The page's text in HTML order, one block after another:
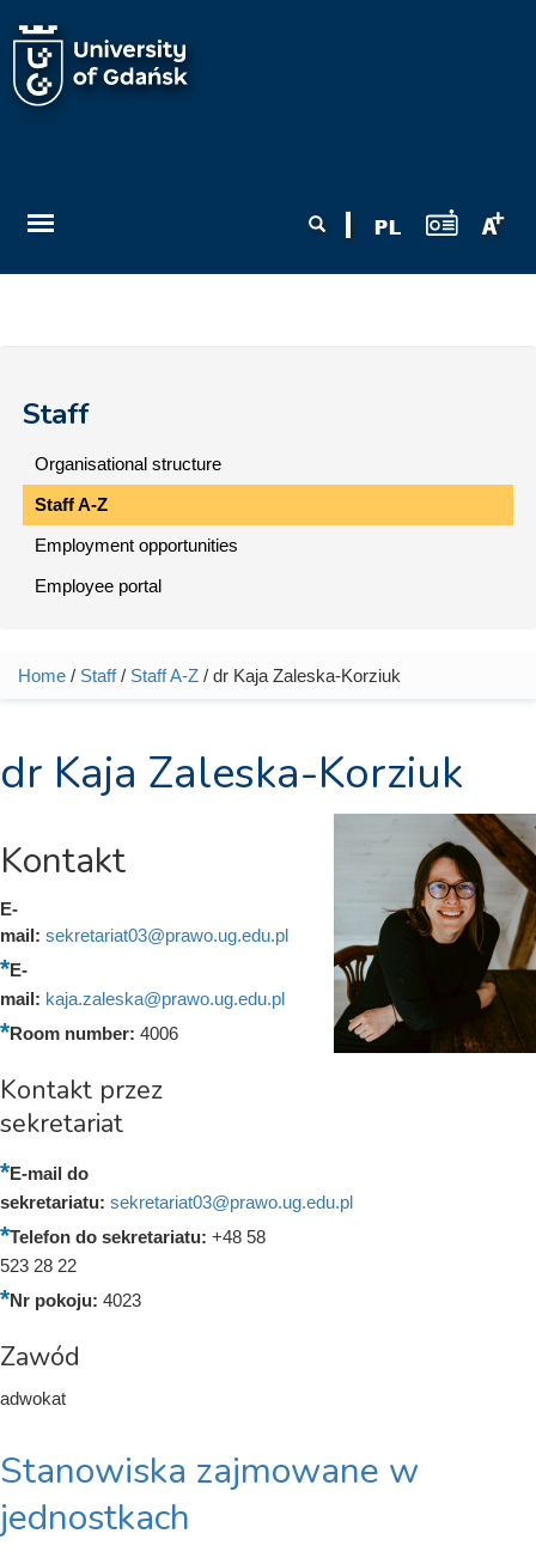
Staff
Organisational structure
Staff A-Z
Employment opportunities
Employee portal
You are here
Home / Staff/ Staff A-Z / dr Kaja Zaleska-Korziuk
dr Kaja Zaleska-Korziuk
Kontakt
E-
mail: sekretariat03@prawo.ug.edu.pl
E-
mail: kaja.zaleska@prawo.ug.edu.pl
Room number: 4006
Kontakt przez
sekretariat
E-mail do
sekretariatu: sekretariat03@prawo.ug.edu.pl
Telefon do sekretariatu: +48 58
523 28 22
Nr pokoju: 4023
Zawód
adwokat
Stanowiska zajmowane w
jednostkach